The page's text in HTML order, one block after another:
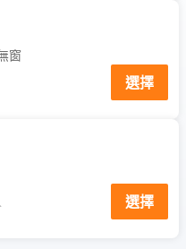
窗
選擇
選擇